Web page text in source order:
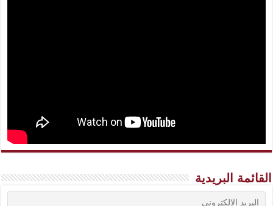
القائمة البريدية